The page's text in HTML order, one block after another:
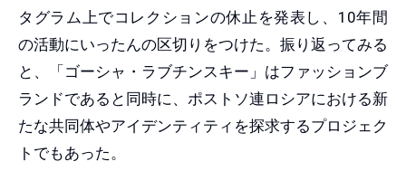
タグラム上でコレクションの休止を発表し、10年間
の活動にいったんの区切りをつけた。振り返ってみる
と、「ゴーシャ・ラブチンスキー」はファッションブ
ランドであると同時に、ポストソ連ロシアにおける新
たな共同体やアイデンティティを探求するプロジェク
トでもあった。